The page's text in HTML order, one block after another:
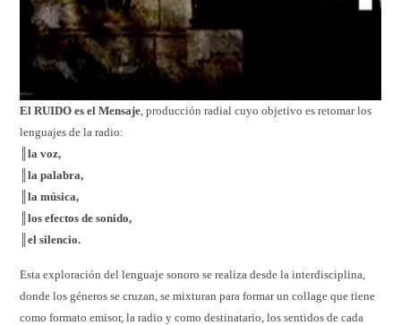
El RUIDO es el Mensaje, producción radial cuyo objetivo es retomar los
lenguajes de la radio:
║la voz,
║la palabra,
║la música,
║los efectos de sonido,
║el silencio.
Esta exploración del lenguaje sonoro se realiza desde la interdisciplina,
donde los géneros se cruzan, se mixturan para formar un collage que tiene
como formato emisor, la radio y como destinatario, los sentidos de cada